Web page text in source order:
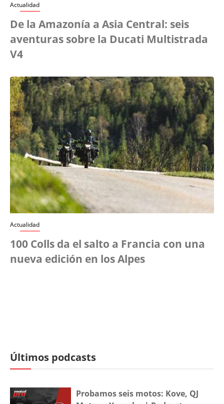
Actualidad
De la Amazonía a Asia Central: seis
aventuras sobre la Ducati Multistrada
V4
Actualidad
100 Colls da el salto a Francia con una
nueva edición en los Alpes
Últimos podcasts
Probamos seis motos: Kove, QJ